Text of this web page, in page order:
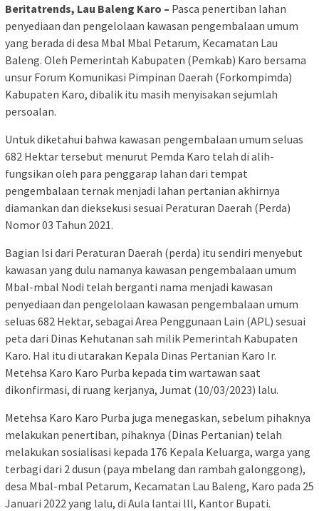
Beritatrends, Lau Baleng Karo – Pasca penertiban lahan
penyediaan dan pengelolaan kawasan pengembalaan umum
yang berada di desa Mbal Mbal Petarum, Kecamatan Lau
Baleng. Oleh Pemerintah Kabupaten (Pemkab) Karo bersama
unsur Forum Komunikasi Pimpinan Daerah (Forkompimda)
Kabupaten Karo, dibalik itu masih menyisakan sejumlah
persoalan.
Untuk diketahui bahwa kawasan pengembalaan umum seluas
682 Hektar tersebut menurut Pemda Karo telah di alih-
fungsikan oleh para penggarap lahan dari tempat
pengembalaan ternak menjadi lahan pertanian akhirnya
diamankan dan dieksekusi sesuai Peraturan Daerah (Perda)
Nomor 03 Tahun 2021.
Bagian Isi dari Peraturan Daerah (perda) itu sendiri menyebut
kawasan yang dulu namanya kawasan pengembalaan umum
Mbal-mbal Nodi telah berganti nama menjadi kawasan
penyediaan dan pengelolaan kawasan pengembalaan umum
seluas 682 Hektar, sebagai Area Penggunaan Lain (APL) sesuai
peta dari Dinas Kehutanan sah milik Pemerintah Kabupaten
Karo. Hal itu di utarakan Kepala Dinas Pertanian Karo Ir.
Metehsa Karo Karo Purba kepada tim wartawan saat
dikonfirmasi, di ruang kerjanya, Jumat (10/03/2023) lalu.
Metehsa Karo Karo Purba juga menegaskan, sebelum pihaknya
melakukan penertiban, pihaknya (Dinas Pertanian) telah
melakukan sosialisasi kepada 176 Kepala Keluarga, warga yang
terbagi dari 2 dusun (paya mbelang dan rambah galonggong),
desa Mbal-mbal Petarum, Kecamatan Lau Baleng, Karo pada 25
Januari 2022 yang lalu, di Aula lantai lll, Kantor Bupati.